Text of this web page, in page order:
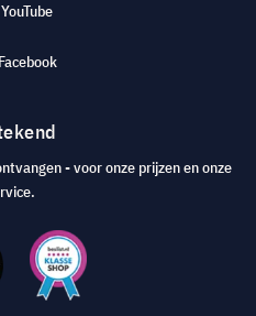
YouTube
Facebook
- voor onze prijzen en onze